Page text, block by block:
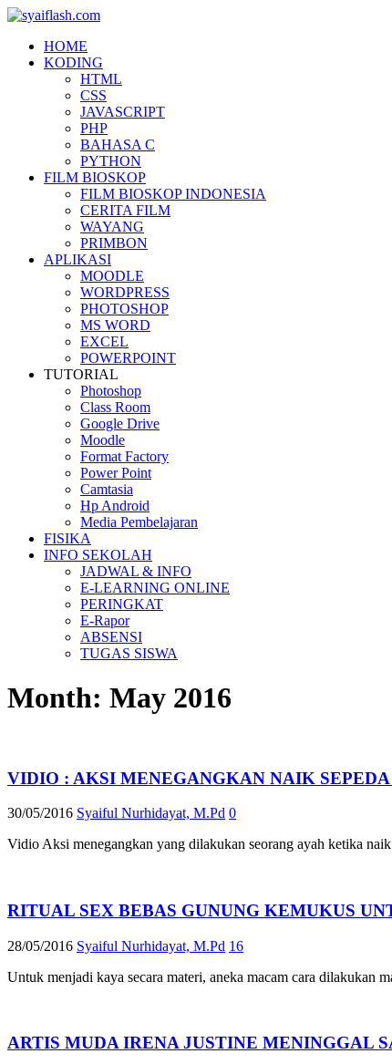
HOME
KODING
HTML
CSS
JAVASCRIPT
PHP
BAHASA C
PYTHON
FILM BIOSKOP
FILM BIOSKOP INDONESIA
CERITA FILM
WAYANG
PRIMBON
APLIKASI
MOODLE
WORDPRESS
PHOTOSHOP
MS WORD
EXCEL
POWERPOINT
TUTORIAL
Photoshop
Class Room
Google Drive
Moodle
Format Factory
Power Point
Camtasia
Hp Android
Media Pembelajaran
FISIKA
INFO SEKOLAH
JADWAL & INFO
E-LEARNING ONLINE
PERINGKAT
E-Rapor
ABSENSI
TUGAS SISWA
Month: May 2016
VIDIO : AKSI MENEGANGKAN NAIK
30/05/2016 Syaiful Nurhidayat, M.Pd 0
Vidio Aksi menegangkan yang dilakukan seorang ayah ketika naik
RITUAL SEX BEBAS GUNUNG KEMUKUS
28/05/2016 Syaiful Nurhidayat, M.Pd 16
Untuk menjadi kaya secara materi, aneka macam cara dilakukan
ARTIS MUDA IRENA JUSTINE MENINGGAL